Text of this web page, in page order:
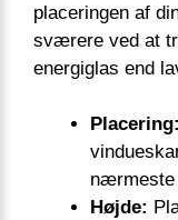
placeringen af
sværere ved at
energiglas end
Placering:
nærmeste
Højde: